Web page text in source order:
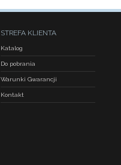
STREFA KLIENTA
Katalog
Do pobrania
Warunki Gwarancji
Kontakt